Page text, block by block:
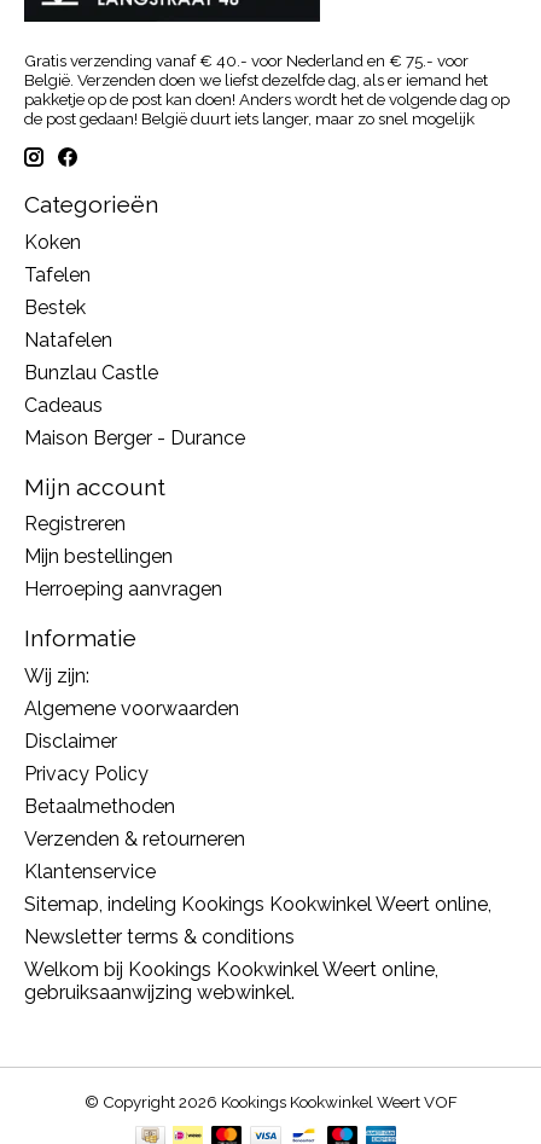
Gratis verzending vanaf € 40.- voor Nederland en € 75.- voor
België. Verzenden doen we liefst dezelfde dag, als er iemand het
pakketje op de post kan doen! Anders wordt het de volgende dag op
de post gedaan! België duurt iets langer, maar zo snel mogelijk
Categorieën
Koken
Tafelen
Bestek
Natafelen
Bunzlau Castle
Cadeaus
Maison Berger - Durance
Mijn account
Registreren
Mijn bestellingen
Herroeping aanvragen
Informatie
Wij zijn:
Algemene voorwaarden
Disclaimer
Privacy Policy
Betaalmethoden
Verzenden & retourneren
Klantenservice
Sitemap, indeling Kookings Kookwinkel Weert online,
Newsletter terms & conditions
Welkom bij Kookings Kookwinkel Weert online,
gebruiksaanwijzing webwinkel.
© Copyright 2026 Kookings Kookwinkel Weert VOF